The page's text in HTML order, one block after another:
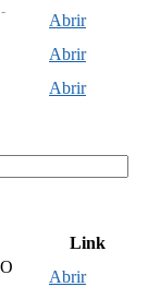
-
Abrir
Abrir
Abrir
Link
Abrir